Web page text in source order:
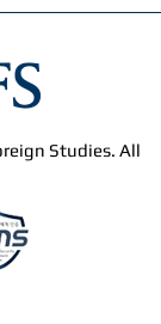
Studies. All